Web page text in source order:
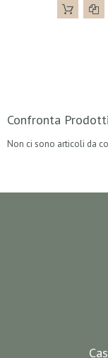
Confronta Prodotti
Non ci sono articoli da